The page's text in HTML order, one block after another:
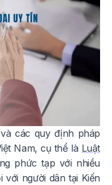
các quy định pháp
Nam, cụ thể là Luật
phức tạp với nhiều
người dân tại Kiến